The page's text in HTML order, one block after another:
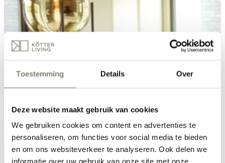
Toestemming Details Over
Deze website maakt gebruik van cookies
We gebruiken cookies om content en advertenties te
personaliseren, om functies voor social media te bieden
en om ons websiteverkeer te analyseren. Ook delen we
informatie over uw gebruik van onze site met onze